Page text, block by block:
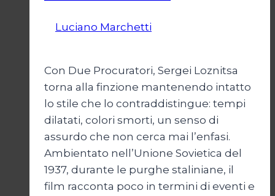
Luciano Marchetti
Con Due Procuratori, Sergei Loznitsa
torna alla finzione mantenendo intatto
lo stile che lo contraddistingue: tempi
dilatati, colori smorti, un senso di
assurdo che non cerca mai l’enfasi.
Ambientato nell’Unione Sovietica del
1937, durante le purghe staliniane, il
film racconta poco in termini di eventi e